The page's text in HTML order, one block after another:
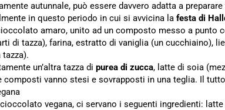
autunnale, può essere davvero adatta a
in questo periodo in cui si avvicina la festa di
amaro, unito ad un composto messo a punto
di tazza), farina, estratto di vaniglia (un cucchiaino),
un’altra tazza di purea di zucca, latte di soia
composti vanno stesi e sovrapposti in una teglia. Il
vegana, ci servano i seguenti ingredienti: